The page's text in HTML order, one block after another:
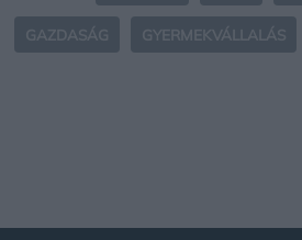
GAZDASÁG GYERMEKVÁLLALÁS